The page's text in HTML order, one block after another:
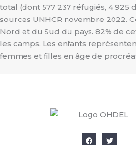
total (dont 577 237 réfugiés, 4 925
sources UNHCR novembre 2022.
Nord et du Sud du pays. 82% de
les camps. Les enfants
femmes et filles en âge de